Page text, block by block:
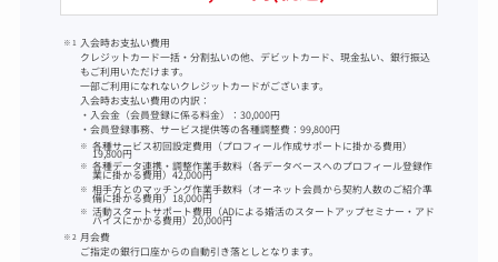
入会時お支払い費用
クレジットカード一括・分割払いの他、デビットカード、現金払い、銀行振込
もご利用いただけます。
一部ご利用になれないクレジットカードがございます。
入会時お支払い費用の内訳：
・入会金（会員登録に係る料金）：30,000円
・会員登録事務、サービス提供等の各種調整費：99,800円
各種サービス初回設定費用（プロフィール作成サポートに掛かる費用）
19,800円
各種データ連携・調整作業手数料（各データベースへのプロフィール登録作
業に掛かる費用）42,000円
相手方とのマッチング作業手数料（オーネット会員から契約人数のご紹介準
備に掛かる費用）18,000円
活動スタートサポート費用（ADによる婚活のスタートアップセミナー・アド
バイスにかかる費用）20,000円
月会費
ご指定の銀行口座からの自動引き落としとなります。